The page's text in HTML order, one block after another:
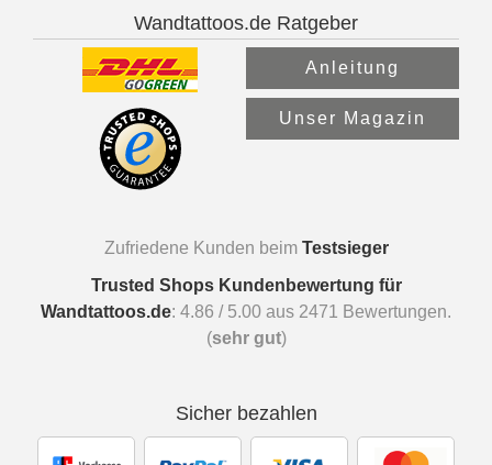
Wandtattoos.de Ratgeber
Anleitung
Unser Magazin
Zufriedene Kunden beim Testsieger
Trusted Shops Kundenbewertung für
Wandtattoos.de: 4.86 / 5.00 aus 2471
Bewertungen.
(sehr gut)
Sicher bezahlen